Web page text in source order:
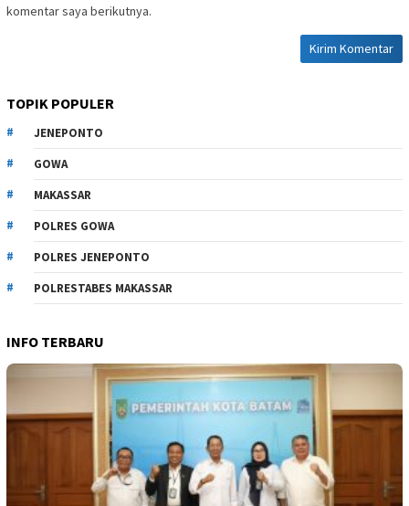
komentar saya berikutnya.
TOPIK POPULER
JENEPONTO
GOWA
MAKASSAR
POLRES GOWA
POLRES JENEPONTO
POLRESTABES MAKASSAR
INFO TERBARU